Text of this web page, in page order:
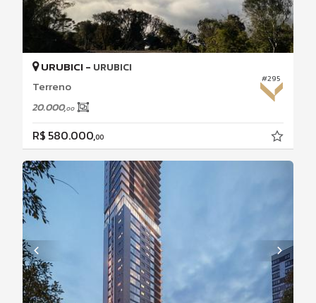
#295
URUBICI - URUBICI
Terreno
20.000,00
R$ 580.000,00